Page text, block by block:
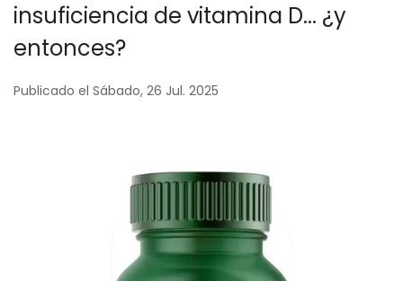
insuficiencia de vitamina D... ¿y
entonces?
Publicado el Sábado, 26 Jul. 2025